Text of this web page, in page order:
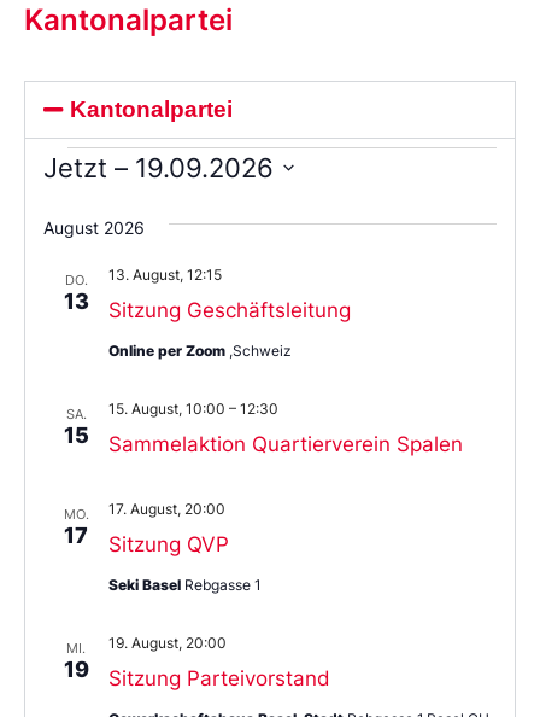
Kantonalpartei
Kantonalpartei
Jetzt – 19.09.2026
Sie
das
aus.
August 2026
DO.
13 Sitzung Geschäftsleitung
13. August, 12:15
Online per Zoom ,Schweiz
SA.
15 Sammelaktion Quartierverein Spalen
15. August, 10:00 – 12:30
MO.
17 Sitzung QVP
17. August, 20:00
Seki Basel Rebgasse 1
MI.
19 Sitzung Parteivorstand
19. August, 20:00